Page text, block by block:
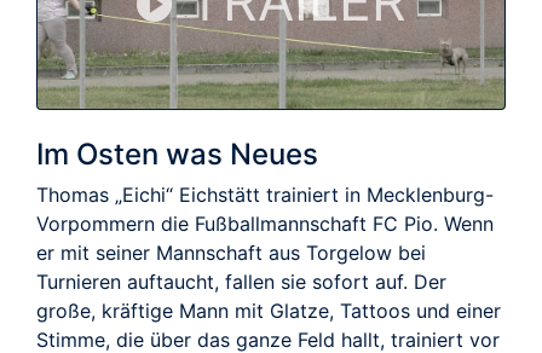
Im Osten was Neues
Thomas „Eichi“ Eichstätt trainiert in Mecklenburg-
Vorpommern die Fußballmannschaft FC Pio. Wenn
er mit seiner Mannschaft aus Torgelow bei
Turnieren auftaucht, fallen sie sofort auf. Der
große, kräftige Mann mit Glatze, Tattoos und einer
Stimme, die über das ganze Feld hallt, trainiert vor